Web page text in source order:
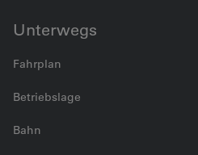
Unterwegs
Fahrplan
Betriebslage
Bahn